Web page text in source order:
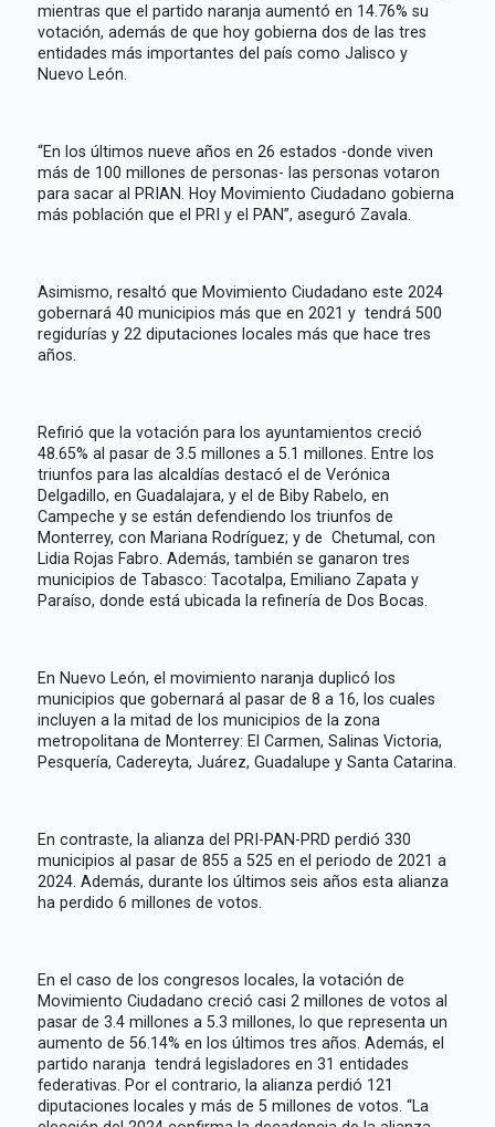
mientras que el partido naranja aumentó en 14.76% su
votación, además de que hoy gobierna dos de las tres
entidades más importantes del país como Jalisco y
Nuevo León.
“En los últimos nueve años en 26 estados -donde viven
más de 100 millones de personas- las personas votaron
para sacar al PRIAN. Hoy Movimiento Ciudadano gobierna
más población que el PRI y el PAN”, aseguró Zavala.
Asimismo, resaltó que Movimiento Ciudadano este 2024
gobernará 40 municipios más que en 2021 y tendrá 500
regidurías y 22 diputaciones locales más que hace tres
años.
Refirió que la votación para los ayuntamientos creció
48.65% al pasar de 3.5 millones a 5.1 millones. Entre los
triunfos para las alcaldías destacó el de Verónica
Delgadillo, en Guadalajara, y el de Biby Rabelo, en
Campeche y se están defendiendo los triunfos de
Monterrey, con Mariana Rodríguez; y de Chetumal, con
Lidia Rojas Fabro. Además, también se ganaron tres
municipios de Tabasco: Tacotalpa, Emiliano Zapata y
Paraíso, donde está ubicada la refinería de Dos Bocas.
En Nuevo León, el movimiento naranja duplicó los
municipios que gobernará al pasar de 8 a 16, los cuales
incluyen a la mitad de los municipios de la zona
metropolitana de Monterrey: El Carmen, Salinas Victoria,
Pesquería, Cadereyta, Juárez, Guadalupe y Santa Catarina.
En contraste, la alianza del PRI-PAN-PRD perdió 330
municipios al pasar de 855 a 525 en el periodo de 2021 a
2024. Además, durante los últimos seis años esta alianza
ha perdido 6 millones de votos.
En el caso de los congresos locales, la votación de
Movimiento Ciudadano creció casi 2 millones de votos al
pasar de 3.4 millones a 5.3 millones, lo que representa un
aumento de 56.14% en los últimos tres años. Además, el
partido naranja tendrá legisladores en 31 entidades
federativas. Por el contrario, la alianza perdió 121
diputaciones locales y más de 5 millones de votos. “La